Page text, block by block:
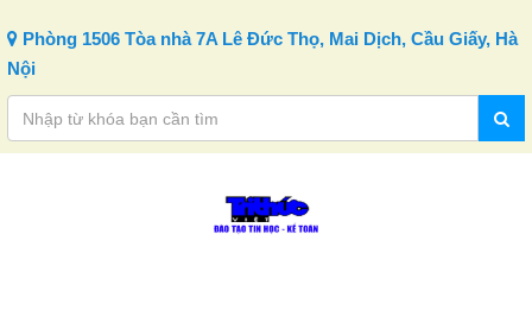
Phòng 1506 Tòa nhà 7A Lê Đức Thọ, Mai Dịch, Cầu Giấy, Hà
Nội